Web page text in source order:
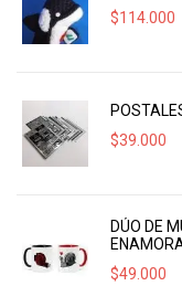
$114.000
$39.000
DÚO DE
$49.000